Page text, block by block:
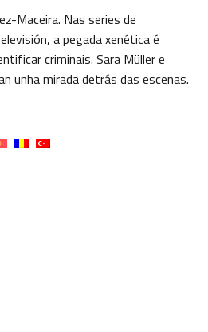
Maceira. Nas series de
a pegada xenética é
criminais. Sara Müller e
unha mirada detrás das escenas.